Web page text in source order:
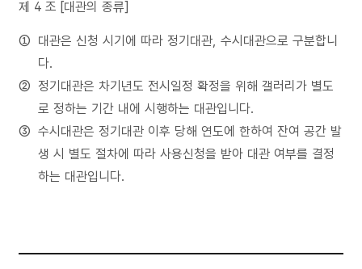
제 4 조 [대관의 종류]
대관은 신청 시기에 따라 정기대관, 수시대관으로 구분합니
다.
정기대관은 차기년도 전시일정 확정을 위해 갤러리가 별도
로 정하는 기간 내에 시행하는 대관입니다.
수시대관은 정기대관 이후 당해 연도에 한하여 잔여 공간 발
생 시 별도 절차에 따라 사용신청을 받아 대관 여부를 결정
하는 대관입니다.